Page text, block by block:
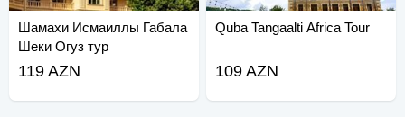
Шамахи Исмаиллы Габала
Шеки Огуз тур
119 AZN
Quba Tangaalti Africa Tour
109 AZN